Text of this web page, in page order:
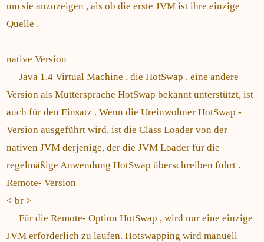
um sie anzuzeigen , als ob die erste JVM ist ihre einzige
Quelle .
native Version
Java 1.4 Virtual Machine , die HotSwap , eine andere
Version als Muttersprache HotSwap bekannt unterstützt, ist
auch für den Einsatz . Wenn die Ureinwohner HotSwap -
Version ausgeführt wird, ist die Class Loader von der
nativen JVM derjenige, der die JVM Loader für die
regelmäßige Anwendung HotSwap überschreiben führt .
Remote- Version
< br >
Für die Remote- Option HotSwap , wird nur eine einzige
JVM erforderlich zu laufen. Hotswapping wird manuell